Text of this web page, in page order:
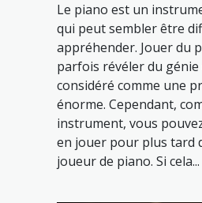
Le piano est un
qui peut sembler être
appréhender. Jouer du
parfois révéler du
considéré comme une
énorme. Cependant,
instrument, vous
en jouer pour plus tard
joueur de piano. Si cela...